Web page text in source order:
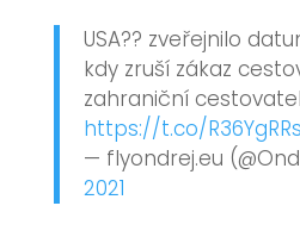
USA?? zveřejnilo
kdy zruší zákaz
zahraniční
https://t.co/
— flyondrej.eu
2021